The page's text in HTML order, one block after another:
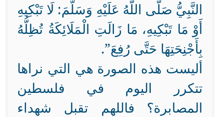
النَّبِيُّ صَلَّى اللَّهُ عَلَيْهِ وَسَلَّمَ: لَا تَبْكِيهِ
أَوْ مَا تَبْكِيهِ، مَا زَالَتِ الْمَلَائِكَةُ تُظِلُّهُ
بِأَجْنِحَتِهَا حَتَّى رُفِعَ”.
أليست هذه الصورة هي التي نراها
تتكرر اليوم في فلسطين
المصابرة؟ فاللهم تقبل شهداء